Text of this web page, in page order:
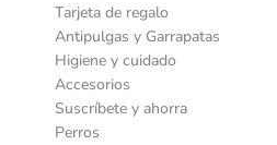
Tarjeta de regalo
Antipulgas y Garrapatas
Higiene y cuidado
Accesorios
Suscríbete y ahorra
Perros